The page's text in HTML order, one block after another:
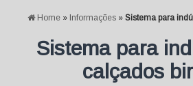
Home » Informações » Sistema para
Sistema para
calçados